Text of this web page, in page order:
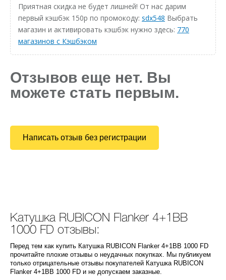
Приятная скидка не будет лишней! От нас дарим
первый кэшбэк 150р по промокоду: sdx548 Выбрать
магазин и активировать кэшбэк нужно здесь: 770
магазинов с Кэшбэком
Отзывов еще нет. Вы
можете стать первым.
Написать отзыв без регистрации
Катушка RUBICON Flanker 4+1BB
1000 FD отзывы:
Перед тем как купить Катушка RUBICON Flanker 4+1BB 1000 FD
прочитайте плохие отзывы о неудачных покупках. Мы публикуем
только отрицательные отзывы покупателей Катушка RUBICON
Flanker 4+1BB 1000 FD и не допускаем заказные.